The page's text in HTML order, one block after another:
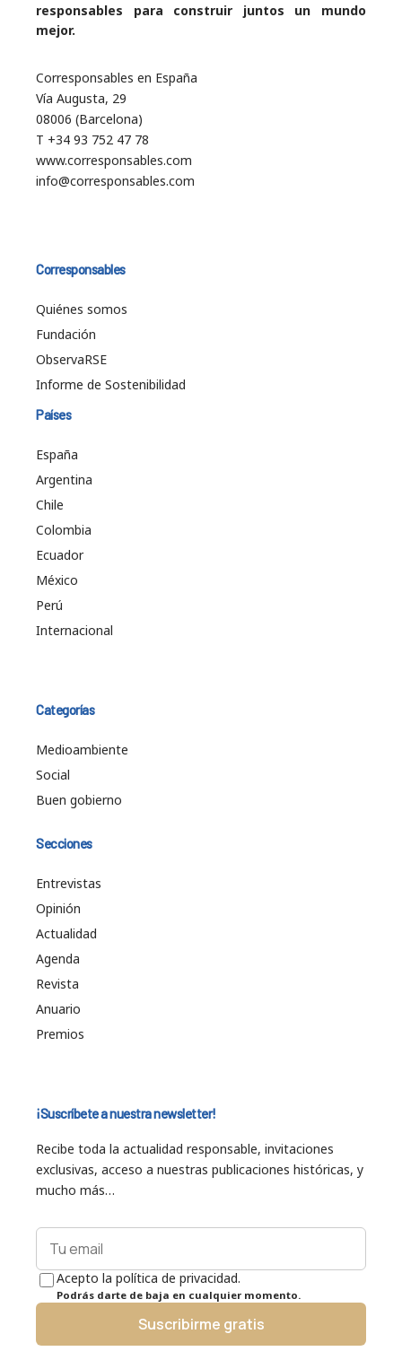
responsables para construir juntos un mundo
mejor.
Corresponsables en España
Vía Augusta, 29
08006 (Barcelona)
T +34 93 752 47 78
www.corresponsables.com
info@corresponsables.com
Corresponsables
Quiénes somos
Fundación
ObservaRSE
Informe de Sostenibilidad
Países
España
Argentina
Chile
Colombia
Ecuador
México
Perú
Internacional
Categorías
Medioambiente
Social
Buen gobierno
Secciones
Entrevistas
Opinión
Actualidad
Agenda
Revista
Anuario
Premios
¡Suscríbete a nuestra newsletter!
Recibe toda la actualidad responsable, invitaciones
exclusivas, acceso a nuestras publicaciones históricas, y
mucho más…
Acepto la política de privacidad.
Podrás darte de baja en cualquier momento.
Suscribirme gratis